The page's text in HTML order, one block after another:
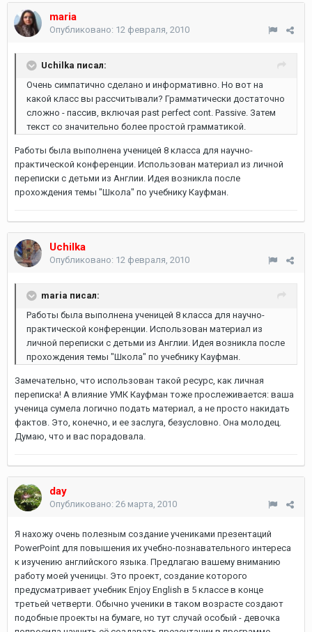
maria
Опубликовано: 12 февраля, 2010
Uchilka писал:
Очень симпатично сделано и информативно. Но вот на
какой класс вы рассчитывали? Грамматически достаточно
сложно - пассив, включая past perfect cont. Passive. Затем
текст со значительно более простой грамматикой.
Работы была выполнена ученицей 8 класса для научно-
практической конференции. Использован материал из личной
переписки с детьми из Англии. Идея возникла после
прохождения темы "Школа" по учебнику Кауфман.
Uchilka
Опубликовано: 12 февраля, 2010
maria писал:
Работы была выполнена ученицей 8 класса для научно-
практической конференции. Использован материал из
личной переписки с детьми из Англии. Идея возникла после
прохождения темы "Школа" по учебнику Кауфман.
Замечательно, что использован такой ресурс, как личная
переписка! А влияние УМК Кауфман тоже прослеживается: ваша
ученица сумела логично подать материал, а не просто накидать
фактов. Это, конечно, и ее заслуга, безусловно. Она молодец.
Думаю, что и вас порадовала.
day
Опубликовано: 26 марта, 2010
Я нахожу очень полезным создание учениками презентаций
PowerPoint для повышения их учебно-познавательного интереса
к изучению английского языка. Предлагаю вашему вниманию
работу моей ученицы. Это проект, создание которого
предусматривает учебник Enjoy English в 5 классе в конце
третьей четверти. Обычно ученики в таком возрасте создают
подобные проекты на бумаге, но тут случай особый - девочка